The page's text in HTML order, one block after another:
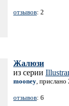
отзывов: 2
Жалюзи
из серии
mooney,
отзывов: 6